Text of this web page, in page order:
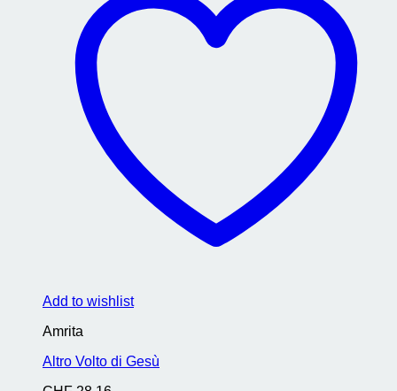
Add to wishlist
Amrita
Altro Volto di Gesù